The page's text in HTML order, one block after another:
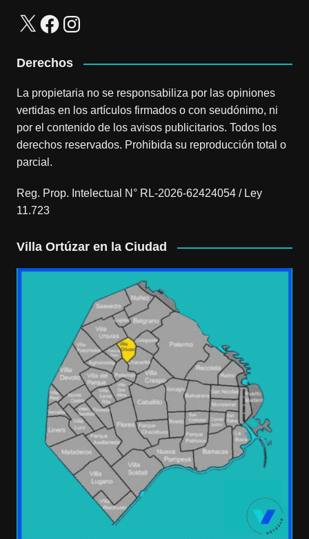
X FacebookInstagram
Derechos
La propietaria no se responsabiliza por las opiniones
vertidas en los artículos firmados o con seudónimo, ni
por el contenido de los avisos publicitarios. Todos los
derechos reservados. Prohibida su reproducción total o
parcial.
Reg. Prop. Intelectual N° RL-2026-62424054 / Ley
11.723
Villa Ortúzar en la Ciudad